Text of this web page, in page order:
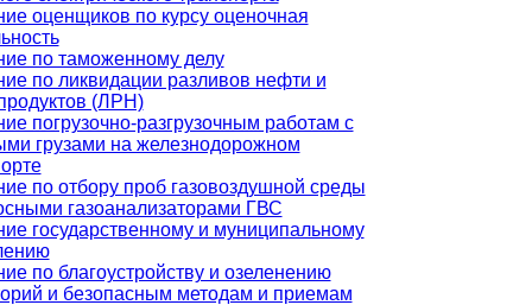
оценщиков по курсу оценочная
по таможенному делу
по ликвидации разливов нефти и
(ЛРН)
погрузочно-разгрузочным работам с
грузами на железнодорожном
по отбору проб газовоздушной среды
газоанализаторами ГВС
государственному и муниципальному
по благоустройству и озеленению
и безопасным методам и приемам